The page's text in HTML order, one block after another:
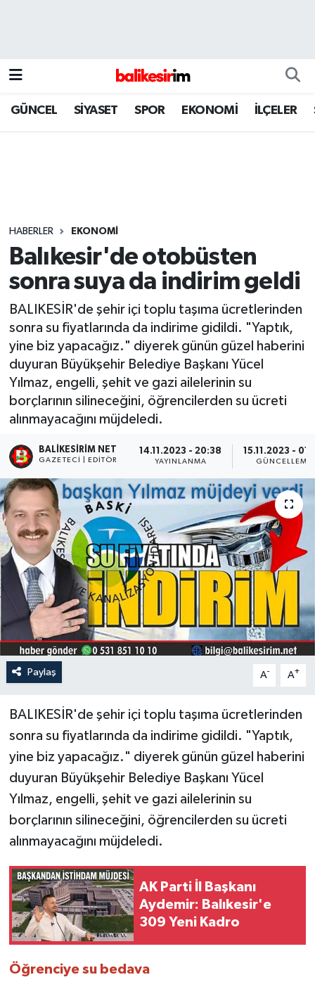
GÜNCEL SİYASET SPOR EKONOMİ İLÇELER
HABERLER EKONOMİ
Balıkesir'de otobüsten
sonra suya da indirim geldi
BALIKESİR'de şehir içi toplu taşıma ücretlerinden
sonra su fiyatlarında da indirime gidildi. "Yaptık,
yine biz yapacağız." diyerek günün güzel haberini
duyuran Büyükşehir Belediye Başkanı Yücel
Yılmaz, engelli, şehit ve gazi ailelerinin su
borçlarının silineceğini, öğrencilerden su ücreti
alınmayacağını müjdeledi.
BALIKESIRIM NET
GAZETECI | EDITÖR
14.11.2023 - 20:38
YAYINLANMA
15.11.2023 -
GÜNCELLEME
Paylaş A- A+
BALIKESİR'de şehir içi toplu taşıma ücretlerinden
sonra su fiyatlarında da indirime gidildi. "Yaptık,
yine biz yapacağız." diyerek günün güzel haberini
duyuran Büyükşehir Belediye Başkanı Yücel
Yılmaz, engelli, şehit ve gazi ailelerinin su
borçlarının silineceğini, öğrencilerden su ücreti
alınmayacağını müjdeledi.
AK Parti İl Başkanı
Aydemir: Balıkesir'e
309 Yeni Kadro
Öğrenciye su bedava